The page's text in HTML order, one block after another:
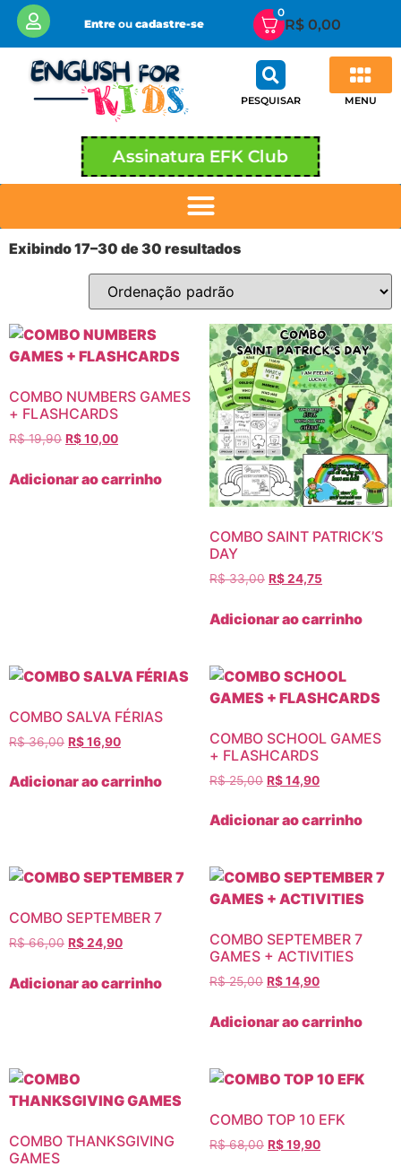
Entreou cadastre-se
0
R$ 0,00
PESQUISAR MENU
Assinatura EFK Club
Exibindo 17–30 de 30 resultados
COMBO NUMBERS GAMES
+ FLASHCARDS
R$19,90 R$10,00
Adicionar ao carrinho
COMBO SAINT PATRICK’S
DAY
R$33,00 R$24,75
Adicionar ao carrinho
COMBO SALVA FÉRIAS
R$36,00 R$16,90
Adicionar ao carrinho
COMBO SCHOOL GAMES
+ FLASHCARDS
R$25,00 R$14,90
Adicionar ao carrinho
COMBO SEPTEMBER 7
R$66,00 R$24,90
Adicionar ao carrinho
COMBO SEPTEMBER 7
GAMES + ACTIVITIES
R$25,00 R$14,90
Adicionar ao carrinho
COMBO THANKSGIVING
GAMES
COMBO TOP 10 EFK
R$68,00 R$19,90